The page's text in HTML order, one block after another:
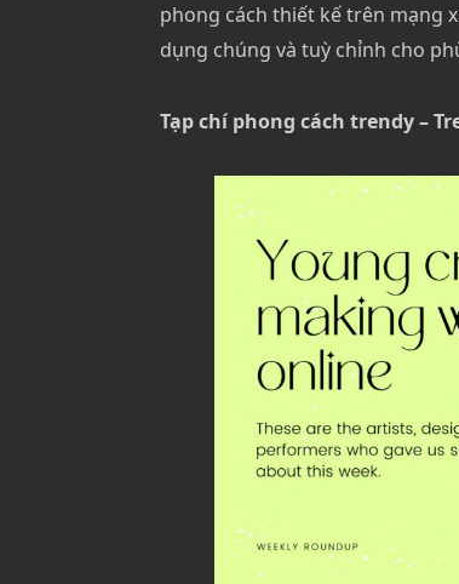
phong cách thiết kế trên mạng
dụng chúng và tuỳ chỉnh cho
Tạp chí phong cách trendy –